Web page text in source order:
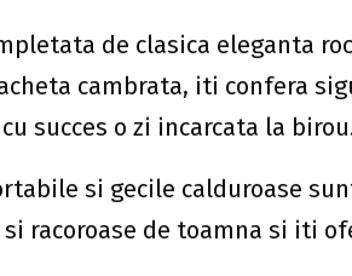
de clasica eleganta
cambrata, iti confera
succes o zi incarcata la
si gecile calduroase
racoroase de toamna si iti